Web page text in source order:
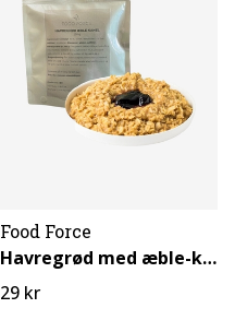
Food Force
Havregrød med æble-kanel
29 kr